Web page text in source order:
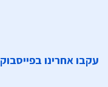
עקבו אחרינו בפייסבוק